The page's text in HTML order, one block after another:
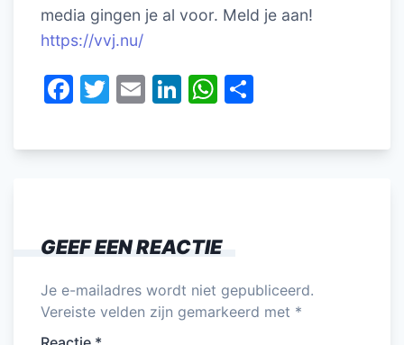
media gingen je al voor. Meld je aan!
https://vvj.nu/
F
c
o
o
k
T
itt
E
ai
Li
k
n
W
at
p
p
e
GEEF EEN REACTIE
Je e-mailadres wordt niet gepubliceerd.
Vereiste velden zijn gemarkeerd met *